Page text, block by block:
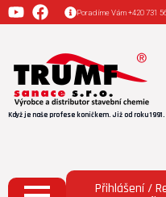
Poradíme Vám +420 731
Když je naše profese koníčkem. Již od roku 1991.
Přihlášení /